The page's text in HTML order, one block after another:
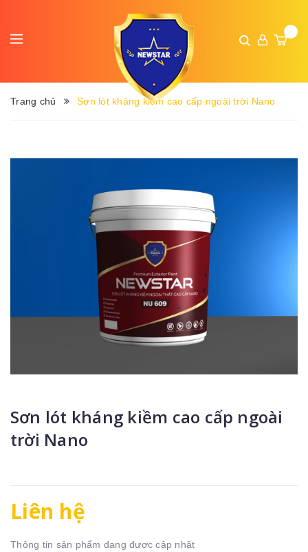
Trang chủ Sơn lót kháng kiềm cao cấp ngoài trời Nano
Sơn lót kháng kiềm cao cấp ngoài
trời Nano
Liên hệ
Thông tin sản phẩm đang được cập nhật